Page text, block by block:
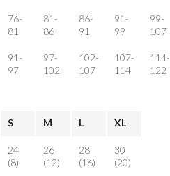
76-
81
81-
86
86-
91
91-
99
99-
107
91-
97
97-
102
102-
107
107-
114
114-
122
S M L XL
24
(8)
26
(12)
28
(16)
30
(20)